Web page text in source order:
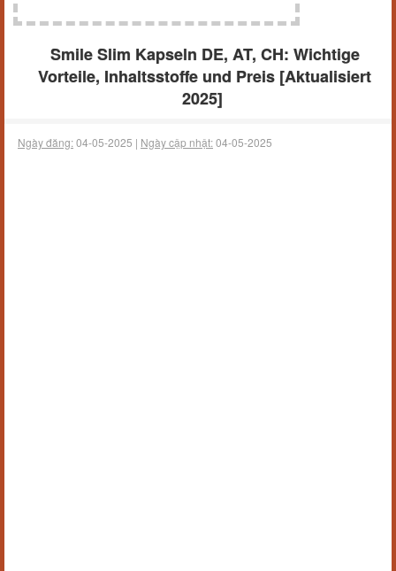
Smile Slim Kapseln DE, AT, CH: Wichtige
Vorteile, Inhaltsstoffe und Preis [Aktualisiert
2025]
Ngày đăng:04-05-2025 | Ngày cập nhật:04-05-2025